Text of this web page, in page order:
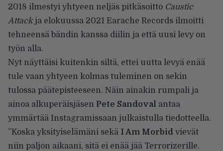
2018 ilmestyi yhtyeen neljäs pitkäsoitto Caustic
Attackja elokuussa 2021 Earache Records ilmoitti
tehneensä bändin kanssa diilin ja että uusi levy on
työn alla.
Nyt näyttäisi kuitenkin siltä, ettei uutta levyä enää
tule vaan yhtyeen kolmas tuleminen on sekin
tulossa päätepisteeseen. Näin ainakin rumpali ja
ainoa alkuperäisjäsen Pete Sandoval antaa
ymmärtää Instagramissaan julkaistulla tiedotteella.
”Koska yksityiselämäni sekä I Am Morbid vievät
niin paljon aikaani, sitä ei enää jää Terrorizerille.